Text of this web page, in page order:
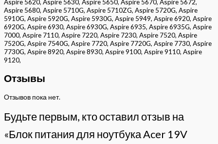
Aspire 5620, Aspire 5630, Aspire 5650, Aspire 5670, Aspire 5672,
Aspire 5680, Aspire 5710G, Aspire 5710ZG, Aspire 5720G, Aspire
5910G, Aspire 5920G, Aspire 5930G, Aspire 5949, Aspire 6920, Aspire
6920G, Aspire 6930, Aspire 6930G, Aspire 6935, Aspire 6935G, Aspire
7000, Aspire 7110, Aspire 7220, Aspire 7230, Aspire 7520, Aspire
7520G, Aspire 7540G, Aspire 7720, Aspire 7720G, Aspire 7730, Aspire
7730G, Aspire 8920, Aspire 8930, Aspire 9100, Aspire 9110, Aspire
9120,
Отзывы
Отзывов пока нет.
Будьте первым, кто оставил отзыв на
«Блок питания для ноутбука Acer 19V